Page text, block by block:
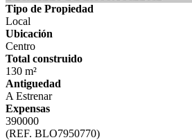
Tipo de Propiedad
Local
Ubicación
Centro
Total construido
130 m²
Antiguedad
A Estrenar
Expensas
390000
(REF. BLO7950770)